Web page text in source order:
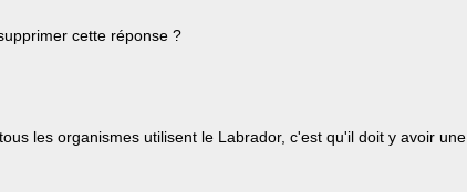
cette réponse ?
les organismes utilisent le Labrador, c'est qu'il doit y avoir une